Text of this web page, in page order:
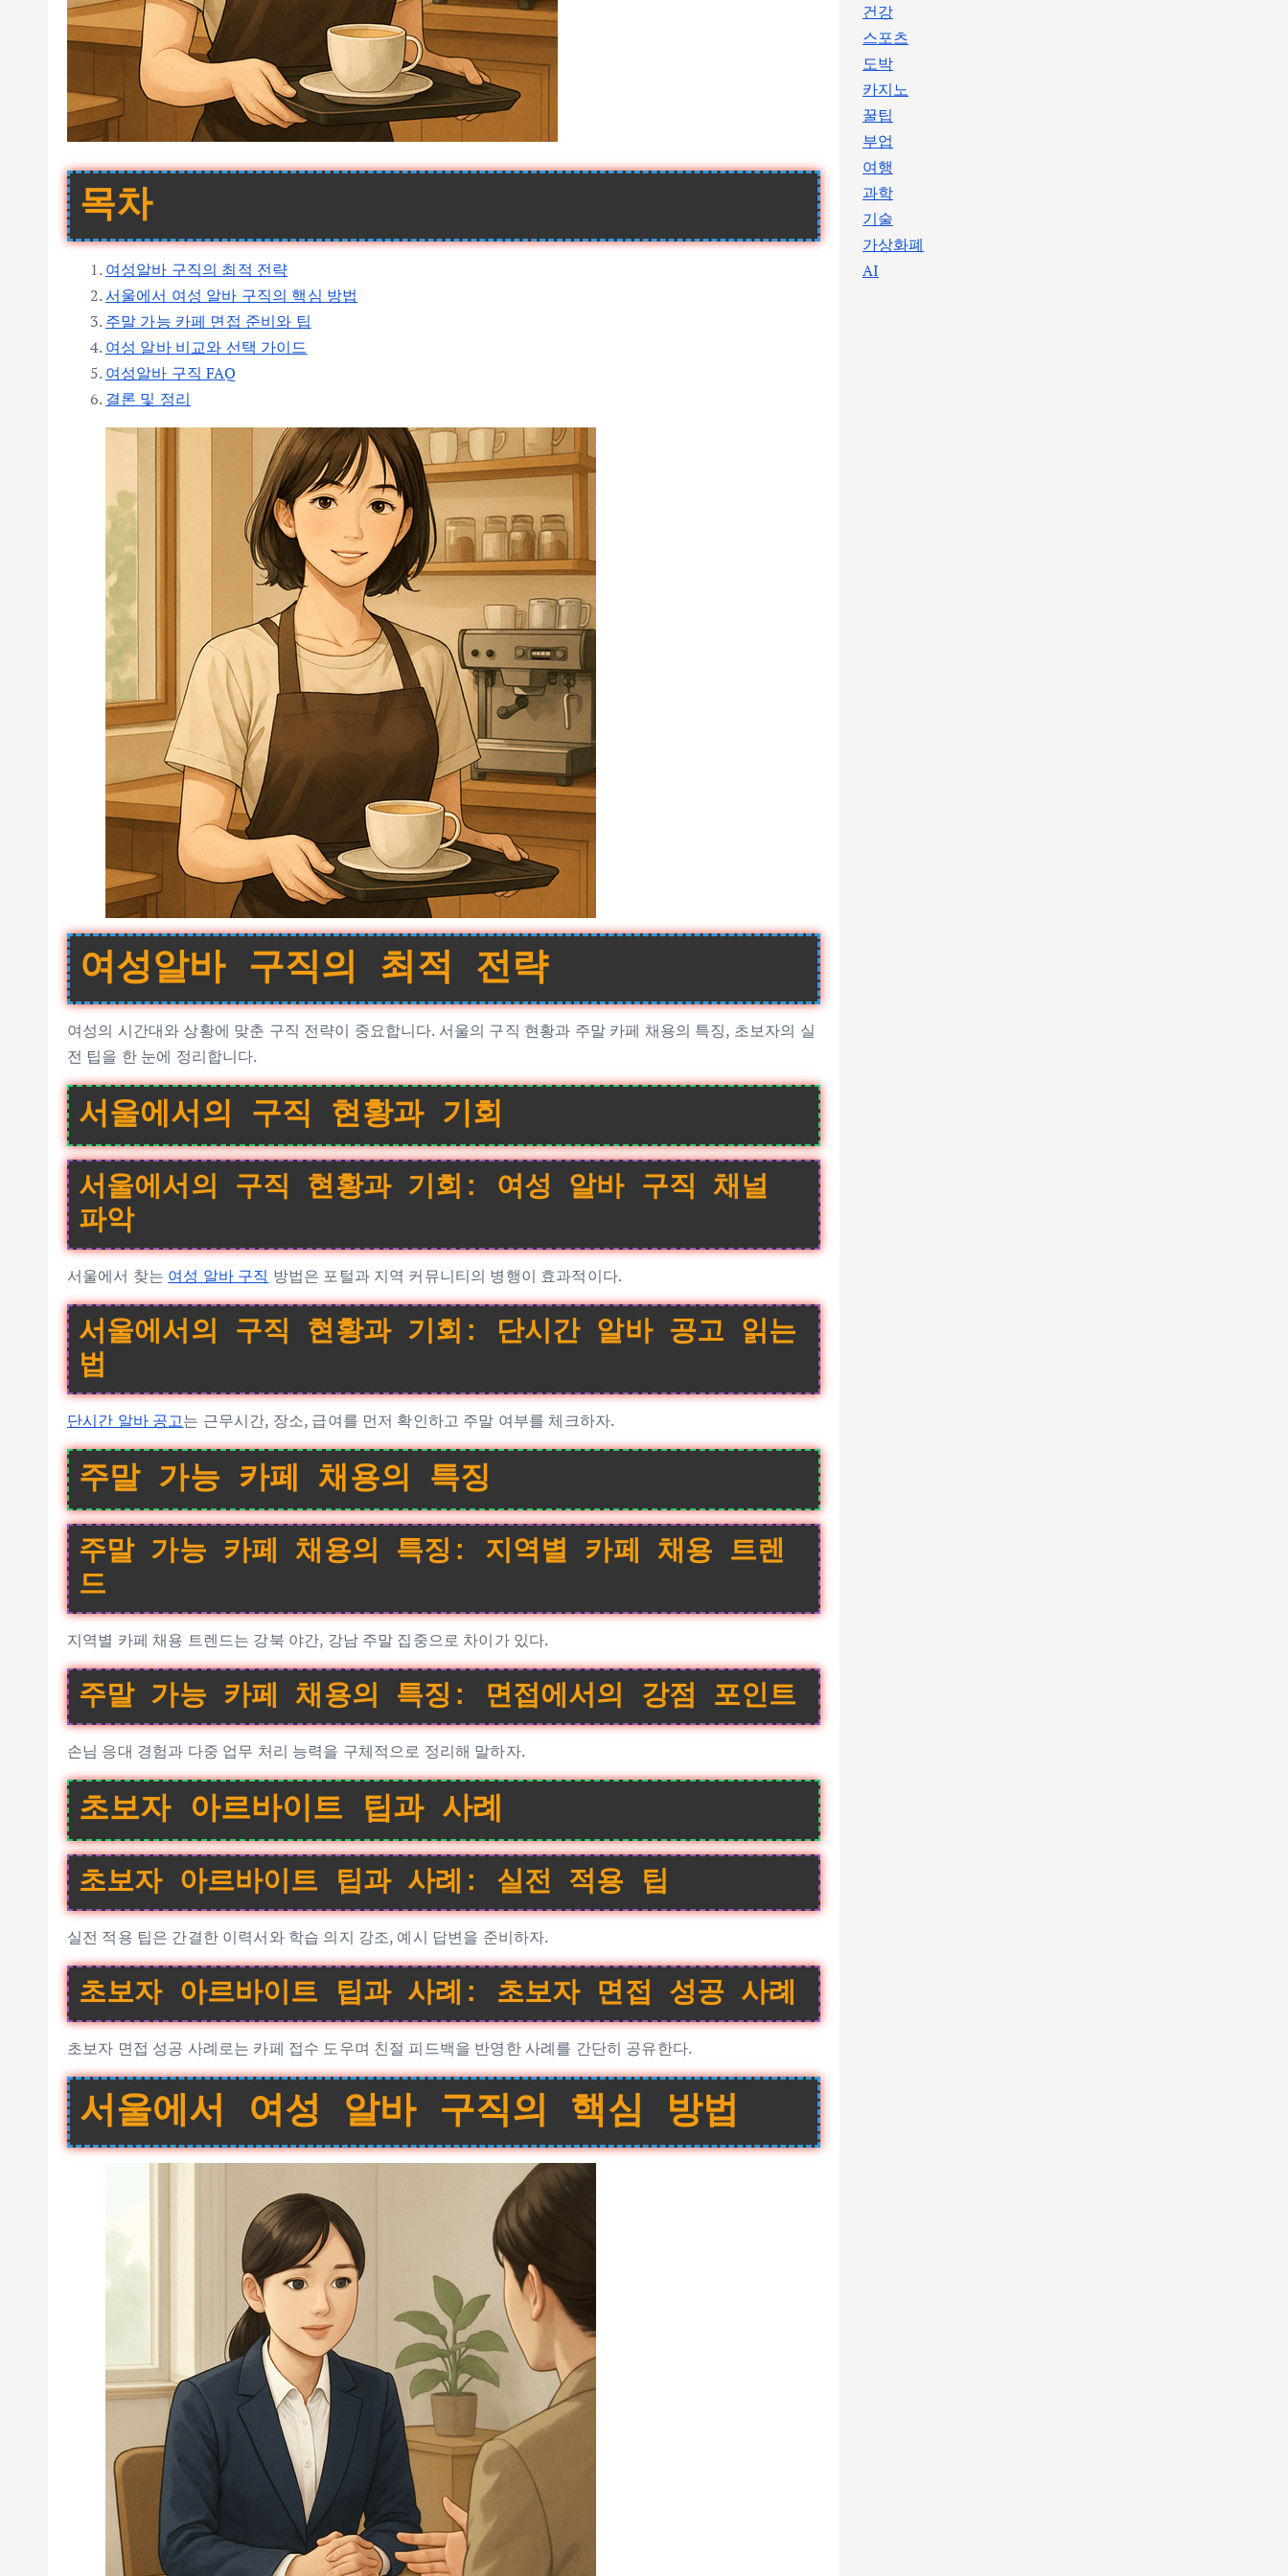
목차
여성알바 구직의 최적 전략
서울에서 여성 알바 구직의 핵심 방법
주말 가능 카페 면접 준비와 팁
여성 알바 비교와 선택 가이드
여성알바 구직 FAQ
결론 및 정리
여성알바 구직의 최적 전략
여성의 시간대와 상황에 맞춘 구직 전략이 중요합니다. 서울의 구직 현황과 주말 카페 채용의 특징, 초보자의 실
전 팁을 한 눈에 정리합니다.
서울에서의 구직 현황과 기회
서울에서의 구직 현황과 기회: 여성 알바 구직 채널
파악
서울에서 찾는 여성 알바 구직 방법은 포털과 지역 커뮤니티의 병행이 효과적이다.
서울에서의 구직 현황과 기회: 단시간 알바 공고 읽는
법
단시간 알바 공고는 근무시간, 장소, 급여를 먼저 확인하고 주말 여부를 체크하자.
주말 가능 카페 채용의 특징
주말 가능 카페 채용의 특징: 지역별 카페 채용 트렌
드
지역별 카페 채용 트렌드는 강북 야간, 강남 주말 집중으로 차이가 있다.
주말 가능 카페 채용의 특징: 면접에서의 강점 포인트
손님 응대 경험과 다중 업무 처리 능력을 구체적으로 정리해 말하자.
초보자 아르바이트 팁과 사례
초보자 아르바이트 팁과 사례: 실전 적용 팁
실전 적용 팁은 간결한 이력서와 학습 의지 강조, 예시 답변을 준비하자.
초보자 아르바이트 팁과 사례: 초보자 면접 성공 사례
초보자 면접 성공 사례로는 카페 접수 도우며 친절 피드백을 반영한 사례를 간단히 공유한다.
서울에서 여성 알바 구직의 핵심 방법
건강
스포츠
도박
카지노
꿀팁
부업
여행
과학
기술
가상화폐
AI